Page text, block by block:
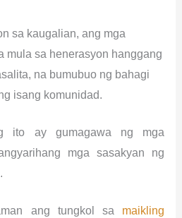
sa kaugalian, ang mga
mula sa henerasyon hanggang
na bumubuo ng bahagi
isang komunidad.
ito ay gumagawa ng mga
mga sasakyan ng
ang tungkol sa maikling